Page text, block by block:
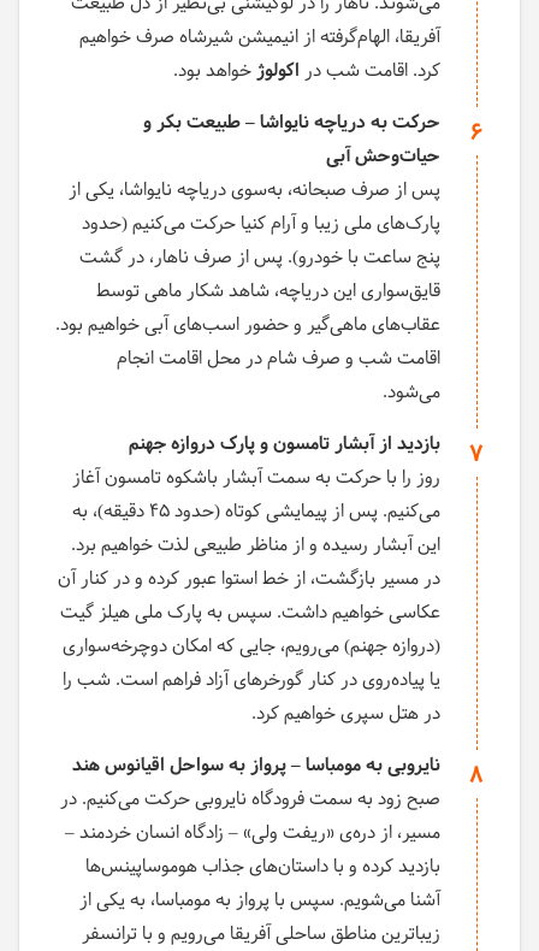
آفریقا، الهام‌گرفته از انیمیشن شیرشاه صرف خواهیم
کرد. اقامت شب در اکولوژخواهد بود.
6
حرکت به دریاچه نایواشا – طبیعت بکر و
حیات‌وحش آبی
پس از صرف صبحانه، به‌سوی دریاچه نایواشا، یکی از
پارک‌های ملی زیبا و آرام کنیا حرکت می‌کنیم (حدود
پنج ساعت با خودرو). پس از صرف ناهار، در گشت
قایق‌سواری این دریاچه، شاهد شکار ماهی توسط
عقاب‌های ماهی‌گیر و حضور اسب‌های آبی خواهیم بود.
اقامت شب و صرف شام در محل اقامت انجام
می‌شود.
7
بازدید از آبشار تامسون و پارک دروازه جهنم
روز را با حرکت به سمت آبشار باشکوه تامسون آغاز
می‌کنیم. پس از پیمایشی کوتاه (حدود ۴۵ دقیقه)، به
این آبشار رسیده و از مناظر طبیعی لذت خواهیم برد.
در مسیر بازگشت، از خط استوا عبور کرده و در کنار آن
عکاسی خواهیم داشت. سپس به پارک ملی هیلز گیت
(دروازه جهنم) می‌رویم، جایی که امکان دوچرخه‌سواری
یا پیاده‌روی در کنار گورخرهای آزاد فراهم است. شب را
در هتل سپری خواهیم کرد.
8
نایروبی به مومباسا – پرواز به سواحل اقیانوس هند
صبح زود به سمت فرودگاه نایروبی حرکت می‌کنیم. در
مسیر، از دره‌ی «ریفت ولی» – زادگاه انسان خردمند –
بازدید کرده و با داستان‌های جذاب هوموساپینس‌ها
آشنا می‌شویم. سپس با پرواز به مومباسا، به یکی از
زیباترین مناطق ساحلی آفریقا می‌رویم و با ترانسفر